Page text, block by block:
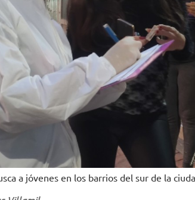
a jóvenes en los barrios del sur de la